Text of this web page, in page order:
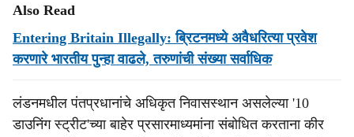
Also Read
Entering Britain Illegally: ब्रिटनमध्ये अवैधरित्या प्रवेश
करणारे भारतीय पुन्हा वाढले, तरुणांची संख्या सर्वाधिक
लंडनमधील पंतप्रधानांचे अधिकृत निवासस्थान असलेल्या '10
डाउनिंग स्ट्रीट'च्या बाहेर प्रसारमाध्यमांना संबोधित करताना कीर